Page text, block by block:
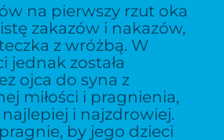
na pierwszy rzut oka
zakazów i nakazów,
z wróżbą. W
jednak została
ojca do syna z
miłości i pragnienia,
najlepiej i najzdrowiej.
by jego dzieci